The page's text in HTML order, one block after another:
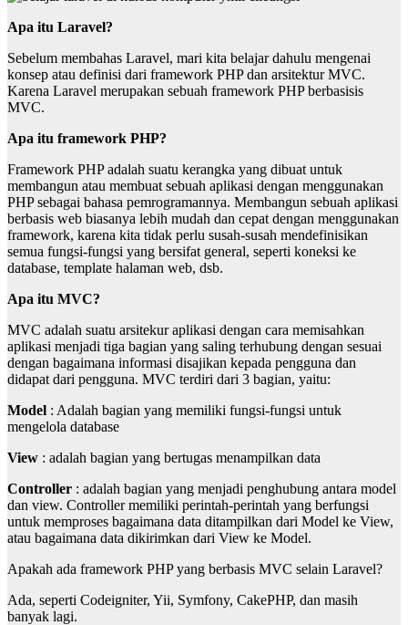
Apa itu Laravel?
Sebelum membahas Laravel, mari kita belajar dahulu mengenai
konsep atau definisi dari framework PHP dan arsitektur MVC.
Karena Laravel merupakan sebuah framework PHP berbasisis
MVC.
Apa itu framework PHP?
Framework PHP adalah suatu kerangka yang dibuat untuk
membangun atau membuat sebuah aplikasi dengan menggunakan
PHP sebagai bahasa pemrogramannya. Membangun sebuah aplikasi
berbasis web biasanya lebih mudah dan cepat dengan menggunakan
framework, karena kita tidak perlu susah-susah mendefinisikan
semua fungsi-fungsi yang bersifat general, seperti koneksi ke
database, template halaman web, dsb.
Apa itu MVC?
MVC adalah suatu arsitekur aplikasi dengan cara memisahkan
aplikasi menjadi tiga bagian yang saling terhubung dengan sesuai
dengan bagaimana informasi disajikan kepada pengguna dan
didapat dari pengguna. MVC terdiri dari 3 bagian, yaitu:
Model : Adalah bagian yang memiliki fungsi-fungsi untuk
mengelola database
View : adalah bagian yang bertugas menampilkan data
Controller : adalah bagian yang menjadi penghubung antara model
dan view. Controller memiliki perintah-perintah yang berfungsi
untuk memproses bagaimana data ditampilkan dari Model ke View,
atau bagaimana data dikirimkan dari View ke Model.
Apakah ada framework PHP yang berbasis MVC selain Laravel?
Ada, seperti Codeigniter, Yii, Symfony, CakePHP, dan masih
banyak lagi.